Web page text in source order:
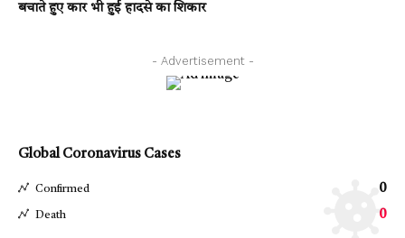
बचाते हुए कार भी हुई हादसे का शिकार
- Advertisement -
Global Coronavirus Cases
Confirmed 0
Death 0